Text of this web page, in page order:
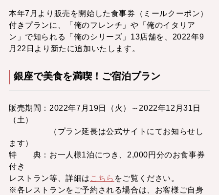
本年7月より販売を開始した食事券（ミールクーポン）
付きプランに、「俺のフレンチ」や「俺のイタリア
ン」で知られる「俺のシリーズ」13店舗を、2022年9
月22日より新たに追加いたします。
銀座で美食を満喫！ご宿泊プラン
販売期間：2022年7月19日（火）～2022年12月31日
（土）
（プラン延長は公式サイトにてお知らせし
ます）
特 典：お一人様1泊につき、2,000円分のお食事券
付き
レストラン等、詳細は こちら をご覧ください。
※各レストランをご予約される場合は、お客様ご自身